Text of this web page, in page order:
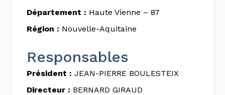
Département : Haute Vienne – 87
Région : Nouvelle-Aquitaine
Responsables
Président : JEAN-PIERRE BOULESTEIX
Directeur : BERNARD GIRAUD